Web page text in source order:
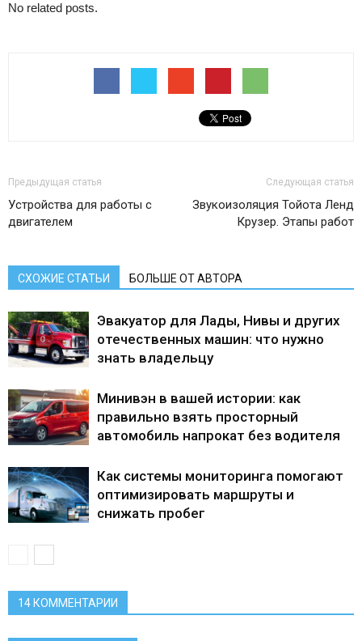
No related posts.
Предыдущая статья
Устройства для работы с
двигателем
Следующая статья
Звукоизоляция Тойота Ленд
Крузер. Этапы работ
СХОЖИЕ СТАТЬИ БОЛЬШЕ ОТ АВТОРА
Эвакуатор для Лады, Нивы и других
отечественных машин: что нужно
знать владельцу
Минивэн в вашей истории: как
правильно взять просторный
автомобиль напрокат без водителя
Как системы мониторинга помогают
оптимизировать маршруты и
снижать пробег
14 КОММЕНТАРИИ